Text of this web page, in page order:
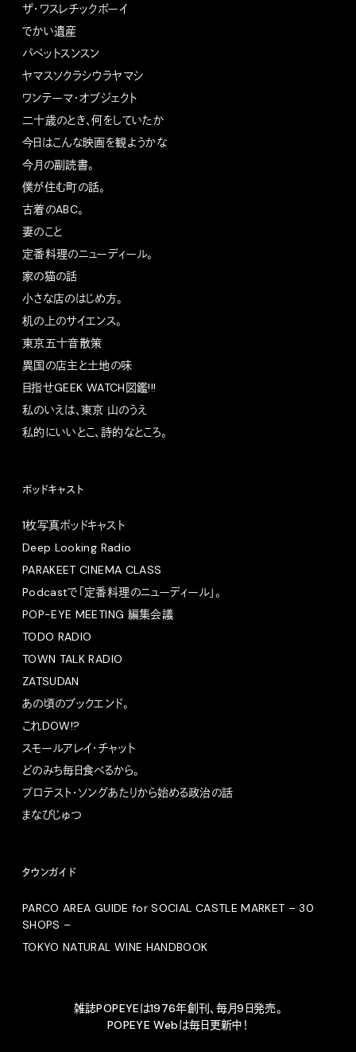
ザ・ワスレチックボーイ
でかい遺産
パペットスンスン
ヤマスソクラシウラヤマシ
ワンテーマ・オブジェクト
二十歳のとき、何をしていたか
今日はこんな映画を観ようかな
今月の副読書。
僕が住む町の話。
古着のABC。
妻のこと
定番料理のニューディール。
家の猫の話
小さな店のはじめ方。
机の上のサイエンス。
東京五十音散策
異国の店主と土地の味
目指せGEEK WATCH図鑑!!!
私のいえは、東京 山のうえ
私的にいいとこ、詩的なところ。
ポッドキャスト
1枚写真ポッドキャスト
Deep Looking Radio
PARAKEET CINEMA CLASS
Podcastで「定番料理のニューディール」。
POP-EYE MEETING 編集会議
TODO RADIO
TOWN TALK RADIO
ZATSUDAN
あの頃のブックエンド。
これDOW!?
スモールアレイ・チャット
どのみち毎日食べるから。
プロテスト・ソングあたりから始める政治の話
まなびじゅつ
タウンガイド
PARCO AREA GUIDE for SOCIAL CASTLE MARKET – 30
SHOPS –
TOKYO NATURAL WINE HANDBOOK
雑誌POPEYEは1976年創刊、毎月9日発売。
POPEYE Webは毎日更新中！